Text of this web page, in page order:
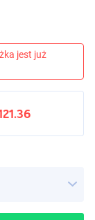
jest już